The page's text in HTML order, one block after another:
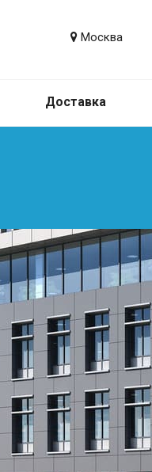
Москва
Доставка